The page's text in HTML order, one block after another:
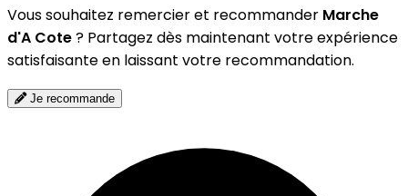
Vous souhaitez remercier et recommander Marche
d'A Cote? Partagez dès maintenant votre expérience
satisfaisante en laissant votre recommandation.
Je recommande